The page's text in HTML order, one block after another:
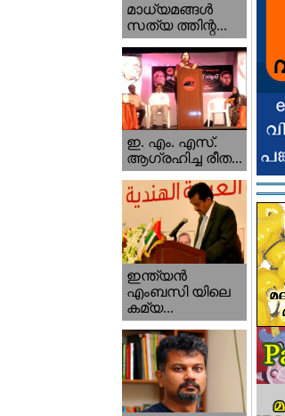
മാധ്യമങ്ങള്‍
സത്യ ത്തിന്റ...
ഇ. എം. എസ്.
ആഗ്രഹിച്ച രീത...
ഇന്ത്യന്‍
എംബസി യിലെ
കമ്യ...